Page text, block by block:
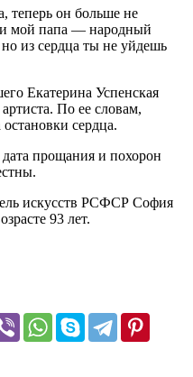
теперь он больше не
мой папа — народный
из сердца ты не уйдешь
Екатерина Успенская
По ее словам,
сердца.
прощания и похорон
искусств РСФСР София
93 лет.